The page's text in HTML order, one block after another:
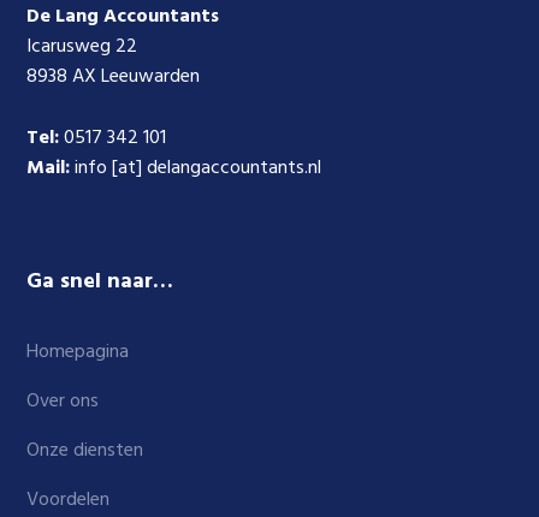
De Lang Accountants
Icarusweg 22
8938 AX Leeuwarden
Tel:0517 342 101
Mail:info [at] delangaccountants.nl
Ga snel naar…
Homepagina
Over ons
Onze diensten
Voordelen